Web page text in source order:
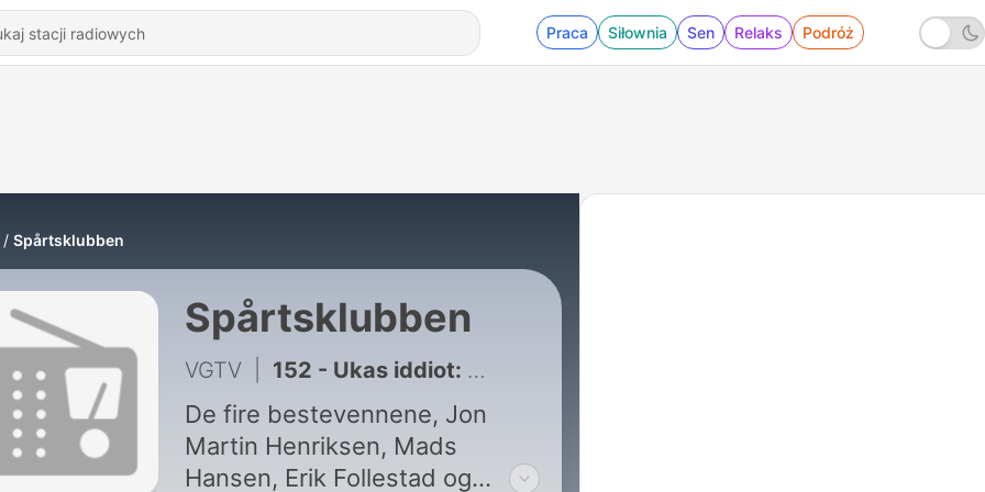
Praca Siłownia Sen Relaks Podróż
Spårtsklubben
Spårtsklubben
VGTV 152 - Ukas iddiot: Vi kan anerkjenne f*tteskatt og 69 kroner
De fire bestevennene, Jon
Martin Henriksen, Mads
Hansen, Erik Follestad og